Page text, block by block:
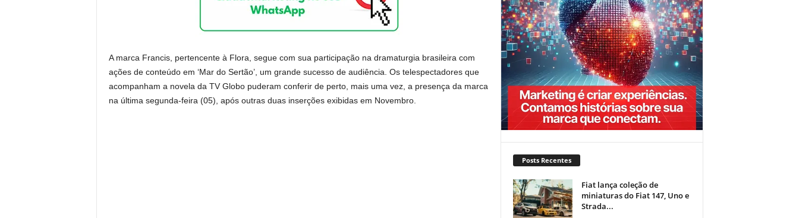
A marca Francis, pertencente à Flora, segue com sua participação na dramaturgia brasileira com
ações de conteúdo em ‘Mar do Sertão’, um grande sucesso de audiência. Os telespectadores que
acompanham a novela da TV Globo puderam conferir de perto, mais uma vez, a presença da marca
na última segunda-feira (05), após outras duas inserções exibidas em Novembro.
Posts Recentes
Fiat lança coleção de
miniaturas do Fiat 147, Uno e
Strada...